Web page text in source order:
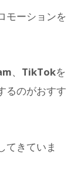
モーションを
、 TikTokを
るのがおすす
てきていま